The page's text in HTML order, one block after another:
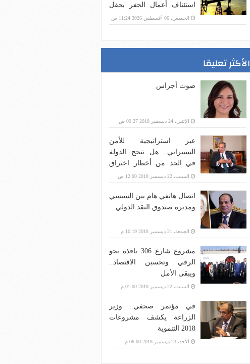
استئناف أعمال الحفر بحقل
البركة في أسوان بعد توقف
منذ عام 2022
الخميس، 06 أغسطس 2026 11:24 ص
الأكثر تعليقا
صوت أجراس
الإثنين، 24 ديسمبر 2018 09:27 ص
عبر استراتيجية للأمن
السيبراني.. هل تنجح الدولة
في الحد من أخطار اختراق
بنية الاتصالات؟
السبت، 22 ديسمبر 2018 12:00 ص
اتصال هاتفي هام بين السيسي
ومديرة صندوق النقد الدولي
الجمعة، 21 ديسمبر 2018 10:19 م
مشروع شارع 306 نافذة نحو
الرقي وتحسين الاقتصاد..
ويبقى الأمل
السبت، 22 ديسمبر 2018 01:00 م
في مؤتمر صحفي.. وزير
الزراعة يكشف مشروعات
2018 التنموية
الأحد، 23 ديسمبر 2018 06:00 م